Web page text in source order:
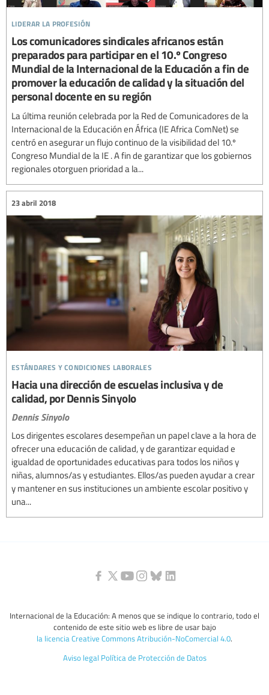
liderar la profesión
Los comunicadores sindicales africanos están
preparados para participar en el 10.º Congreso
Mundial de la Internacional de la Educación a fin de
promover la educación de calidad y la situación del
personal docente en su región
La última reunión celebrada por la Red de Comunicadores de la
Internacional de la Educación en África (IE Africa ComNet) se
centró en asegurar un flujo continuo de la visibilidad del 10.º
Congreso Mundial de la IE . A fin de garantizar que los gobiernos
regionales otorguen prioridad a la...
estándares y condiciones laborales
23 abril 2018
Hacia una dirección de escuelas inclusiva y de
calidad, por Dennis Sinyolo
Dennis Sinyolo
Los dirigentes escolares desempeñan un papel clave a la hora de
ofrecer una educación de calidad, y de garantizar equidad e
igualdad de oportunidades educativas para todos los niños y
niñas, alumnos/as y estudiantes. Ellos/as pueden ayudar a crear
y mantener en sus instituciones un ambiente escolar positivo y
una...
Internacional de la Educación: A menos que se indique lo contrario, todo el
contenido de este sitio web es libre de usar bajo
la licencia Creative Commons Atribución-NoComercial 4.0.
Aviso legal Política de Protección de Datos